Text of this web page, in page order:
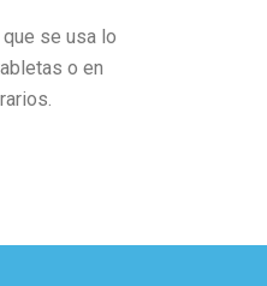
se usa lo
o en